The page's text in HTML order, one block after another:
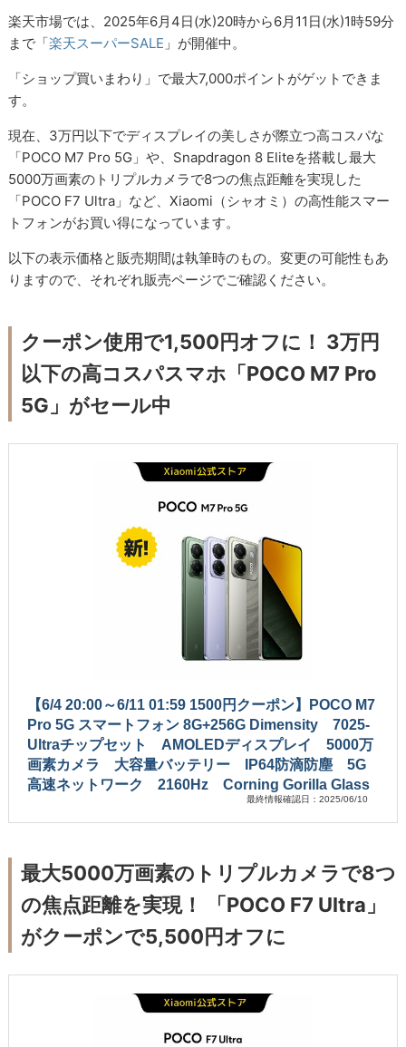
楽天市場では、2025年6月4日(水)20時から6月11日(水)1時59分
まで「楽天スーパーSALE 」が開催中。
「ショップ買いまわり」で最大7,000ポイントがゲットできま
す。
現在、3万円以下でディスプレイの美しさが際立つ高コスパな
「POCO M7 Pro 5G」や、Snapdragon 8 Eliteを搭載し最大
5000万画素のトリプルカメラで8つの焦点距離を実現した
「POCO F7 Ultra」など、Xiaomi（シャオミ）の高性能スマー
トフォンがお買い得になっています。
以下の表示価格と販売期間は執筆時のもの。変更の可能性もあ
りますので、それぞれ販売ページでご確認ください。
クーポン使用で1,500円オフに！ 3万円
以下の高コスパスマホ「POCO M7 Pro
5G」がセール中
【6/4 20:00～6/11 01:59 1500円クーポン】POCO M7
Pro 5G スマートフォン 8G+256G Dimensity 7025-
Ultraチップセット AMOLEDディスプレイ 5000万
画素カメラ 大容量バッテリー IP64防滴防塵 5G
高速ネットワーク 2160Hz Corning Gorilla Glass
最終情報確認日：2025/06/10
最大5000万画素のトリプルカメラで8つ
の焦点距離を実現！ 「POCO F7 Ultra」
がクーポンで5,500円オフに